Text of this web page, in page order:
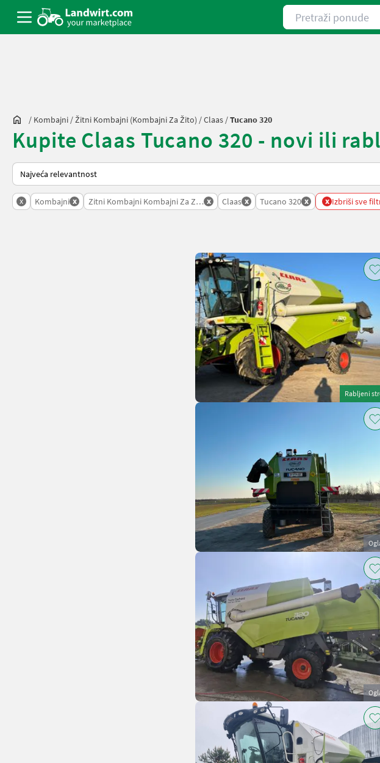
Pretraži ponude
/ Kombajni /Žitni Kombajni (kombajni Za Žito) /Claas /Tucano 320
Kupite Claas Tucano 320 - novi ili
Tako se sortira na Landwirt.com
x Kombajni x Zitni Kombajni Kombajni Za Zitox Claas x Tucano 320 x x Izbriši sve
Rabljeni